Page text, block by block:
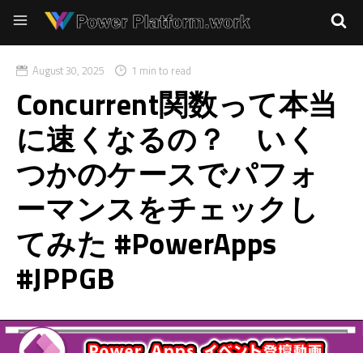
August 30, 2025 1 min to read
Concurrent関数って本当
に速くなるの？ いく
つかのケースでパフォ
ーマンスをチェックし
てみた #PowerApps
#JPPGB